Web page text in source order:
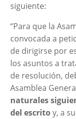
siguiente:
“Para que la
convocada a
de dirigirse por
los asuntos a
de resolución,
Asamblea
naturales
del escritoy, a